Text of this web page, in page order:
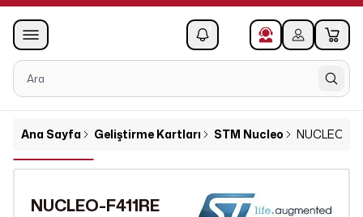
0
Ana Sayfa Geliştirme Kartları STM Nucleo NUCLEO-
NUCLEO-F411RE